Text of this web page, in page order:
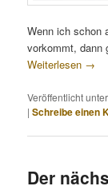
Wenn ich schon
vorkommt, dann
Weiterlesen →
Veröffentlicht unter
|Schreibe einen
Der